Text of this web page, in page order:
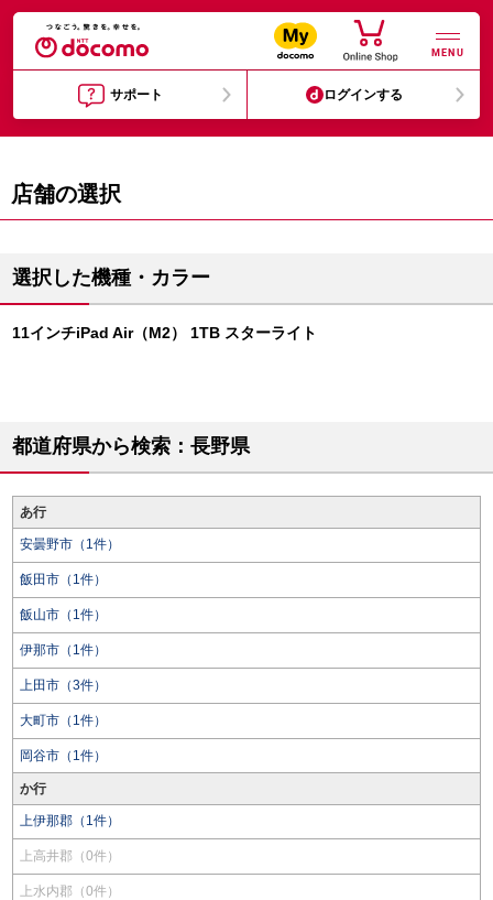
MENU
サポート ログインする
店舗の選択
選択した機種・カラー
11インチiPad Air（M2） 1TB スターライト
都道府県から検索：長野県
あ行
安曇野市（1件）
飯田市（1件）
飯山市（1件）
伊那市（1件）
上田市（3件）
大町市（1件）
岡谷市（1件）
か行
上伊那郡（1件）
上高井郡（0件）
上水内郡（0件）